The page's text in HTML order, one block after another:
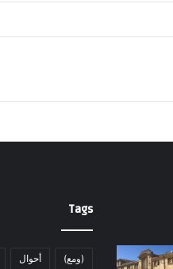
Tags
(ومع) أحوال